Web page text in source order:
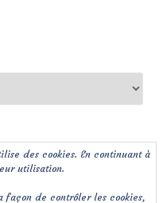
des cookies. En continuant à
utilisation.
façon de contrôler les cookies,